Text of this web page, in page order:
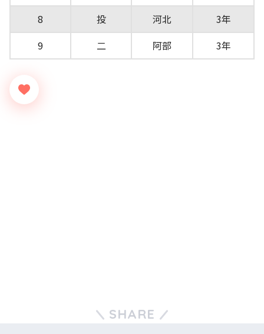
8
投 河北
3年
9
二 阿部 3年
SHARE